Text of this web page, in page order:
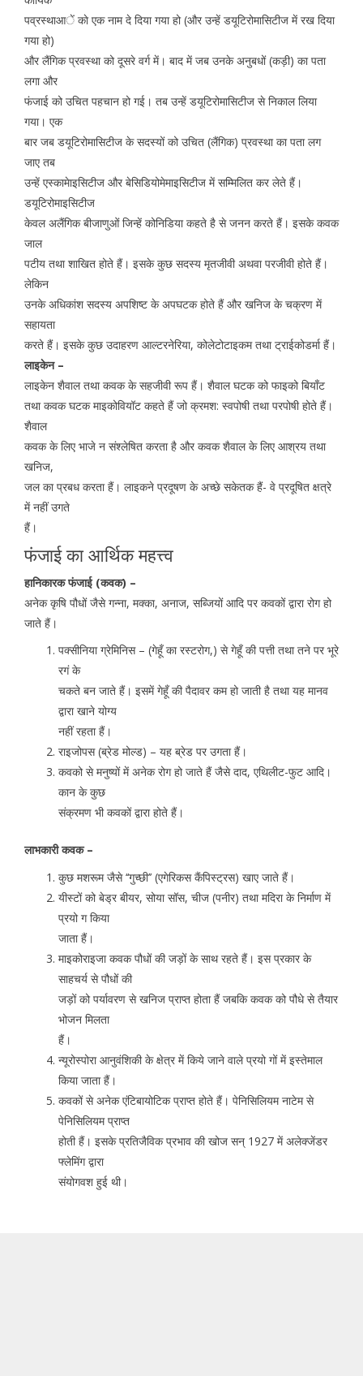
पव्रस्थाआें काे एक नाम दे दिया गया हो (और उन्हें डयूटिरोमासिटीज में रख दिया
गया हो)
और लैंगिक प्रवस्था को दूसरे वर्ग में। बाद में जब उनके अनुबधों (कड़ी) का पता
लगा और
फंजाई को उचित पहचान हो गई। तब उन्हें डयूटिरोमासिटीज से निकाल लिया
गया। एक
बार जब डयूटिरोमासिटीज के सदस्यों को उचित (लैंगिक) प्रवस्था का पता लग
जाए तब
उन्हें एस्कामेाइसिटीज और बेसिडियोमेमाइसिटीज में सम्मिलित कर लेते हैं।
डयूटिरोमाइसिटीज
केवल अलैंगिक बीजाणुओं जिन्हें कोनिडिया कहते है से जनन करते हैं। इसके कवक
जाल
पटीय तथा शाखित होते हैं। इसके कुछ सदस्य मृतजीवी अथवा परजीवी होते हैं।
लेकिन
उनके अधिकांश सदस्य अपशिष्ट के अपघटक होते हैं और खनिज के चक्रण में
सहायता
करते हैं। इसके कुछ उदाहरण आल्टरनेरिया, कोलेटोटाइकम तथा ट्राईकोडर्मा हैं।
लाइकेन –
लाइकेन शैवाल तथा कवक के सहजीवी रूप हैं। शैवाल घटक को फाइको बियाँट
तथा कवक घटक माइकोवियॉट कहते हैं जो क्रमश: स्वपोषी तथा परपोषी होते हैं।
शैवाल
कवक के लिए भाजे न संश्लेषित करता है और कवक शैवाल के लिए आश्रय तथा
खनिज,
जल का प्रबध करता हैं। लाइकने प्रदूषण के अच्छे सकेतक हैं- वे प्रदूषित क्षत्रे
में नहीं उगते
हैं।
फंजाई का आर्थिक महत्त्व
हानिकारक फंजाई (कवक) –
अनेक कृषि पौधों जैसे गन्ना, मक्का, अनाज, सब्जियों आदि पर कवकों द्वारा रोग हो
जाते हैं।
पक्सीनिया ग्रेमिनिस – (गेहूँ का रस्टरोग,) से गेहूँ की पत्ती तथा तने पर भूरे
रगं के
चकते बन जाते हैं। इसमें गेहूँ की पैदावर कम हो जाती है तथा यह मानव
द्वारा खाने योग्य
नहीं रहता हैं।
राइजोपस (ब्रेड मोल्ड) – यह ब्रेड पर उगता हैं।
कवको से मनुष्यों में अनेक रोग हो जाते हैं जैसे दाद, एथिलीट-फुट आदि।
कान के कुछ
संक्रमण भी कवकों द्वारा होते हैं।
लाभकारी कवक –
कुछ मशरूम जैसे ‘‘गुच्छी’’ (एगेरिकस कैंपिस्ट्रस) खाए जाते हैं।
यीस्टों को बेड्र बीयर, सोया सॉस, चीज (पनीर) तथा मदिरा के निर्माण में
प्रयो ग किया
जाता हैं।
माइकोराइजा कवक पौधों की जड़ों के साथ रहते हैं। इस प्रकार के
साहचर्य से पौधों की
जड़ों को पर्यावरण से खनिज प्राप्त होता हैं जबकि कवक को पौधे से तैयार
भोजन मिलता
हैं।
न्यूरोस्पोरा आनुवंशिकी के क्षेत्र में किये जाने वाले प्रयो गों में इस्तेमाल
किया जाता हैं।
कवकों से अनेक एंटिबायोटिक प्राप्त होते हैं। पेनिसिलियम नाटेम से
पेनिसिलियम प्राप्त
होती हैं। इसके प्रतिजैविक प्रभाव की खोज सन् 1927 में अलेक्जेंडर
फ्लेमिंग द्वारा
संयोगवश हुई थी।